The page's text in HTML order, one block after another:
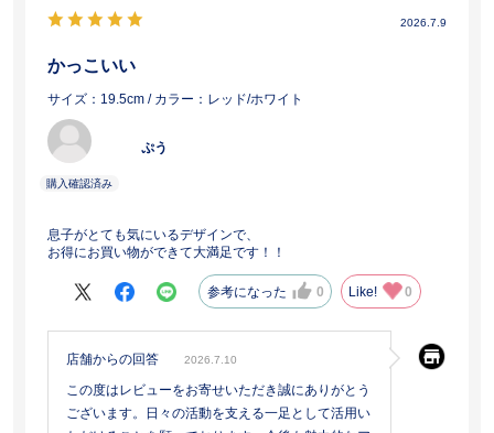
2026.7.9
かっこいい
サイズ：19.5cm / カラー：レッド/ホワイト
ぷう
息子がとても気にいるデザインで、
お得にお買い物ができて大満足です！！
参考になった 0 Like! 0
店舗からの回答 2026.7.10
この度はレビューをお寄せいただき誠にありがとう
ございます。日々の活動を支える一足として活用い